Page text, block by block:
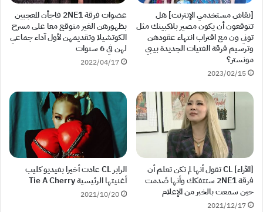
[نقاش مستخدمي الإنترنت] هل
تتوقعون أن يكون مصير بلاكبينك مثل
توني ون مع اقتراب انتهاء عقودهن
وترسيم فرقة الفتيات الجديدة بيبي
مونستر؟
2023/02/15
عضوات فرقة 2NE1 فاجأن المعجبين
بظهورهن الغير متوقع معا على مسرح
الكوتشيلا وتقديمهن لأول آداء جماعي
لهن في 6 سنوات
2022/04/17
[الآراء] CL تقول أنها لم تكن تعلم أن
فرقة 2NE1 ستتفكك وأنها صُدمت
حين سمعت بالخبر من الإعلام
2021/12/17
الرابر CL عادت أخيرا بفيديو كليب
أغنيتها الرئيسية Tie A Cherry
2021/10/20